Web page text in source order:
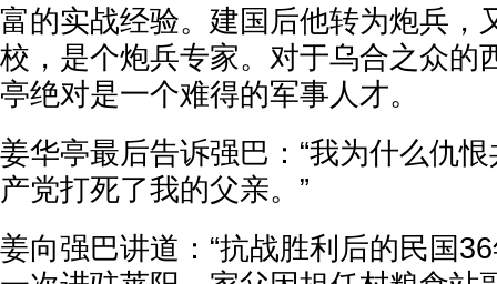
富的实战经验。建国后他转为炮兵，
校，是个炮兵专家。对于乌合之众的
亭绝对是一个难得的军事人才。
姜华亭最后告诉强巴：“我为什么仇
产党打死了我的父亲。”
姜向强巴讲道：“抗战胜利后的民国